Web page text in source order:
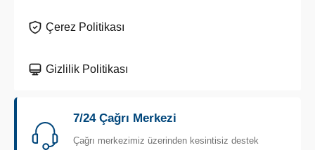
Çerez Politikası
Gizlilik Politikası
7/24 Çağrı Merkezi
Çağrı merkezimiz üzerinden kesintisiz destek